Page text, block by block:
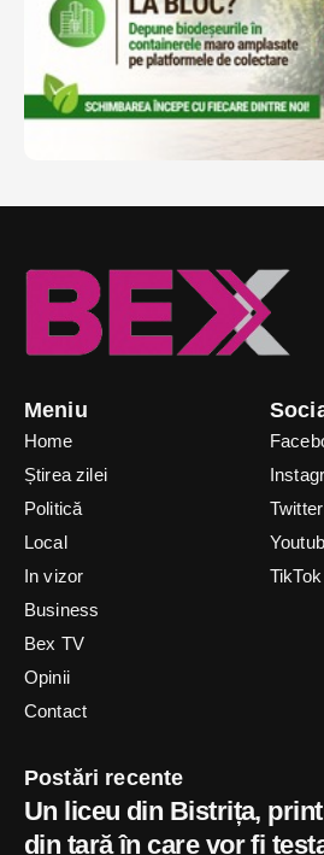
Meniu
Home
Știrea zilei
Politică
Local
In vizor
Business
Bex TV
Opinii
Contact
Twitter
TikTok
Postări recente
Un liceu din Bistrița,
din țară în care vor fi